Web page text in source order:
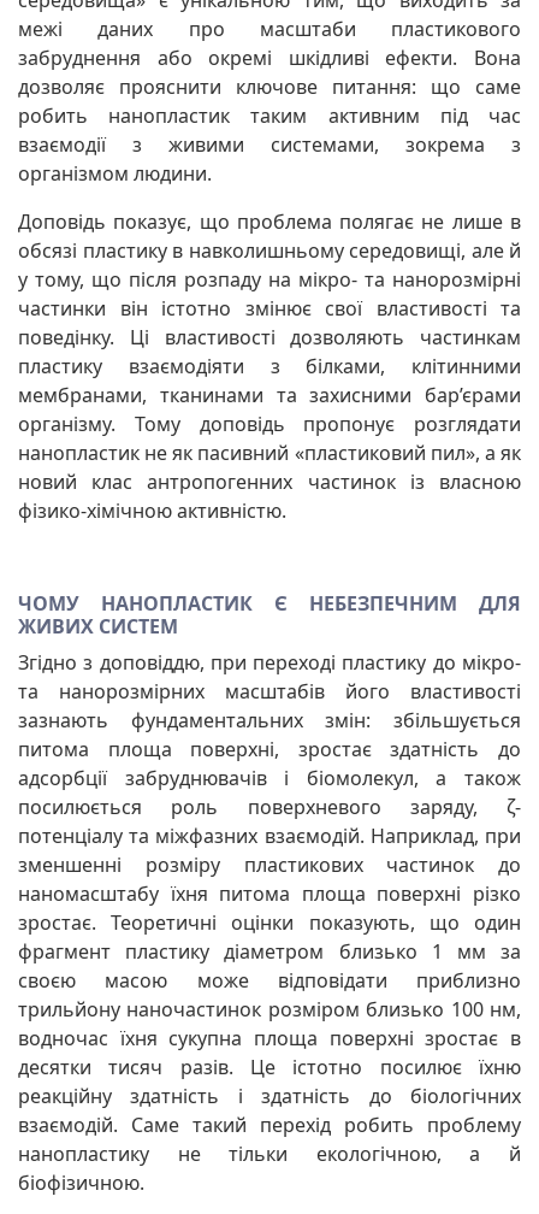
межі даних про масштаби пластикового
забруднення або окремі шкідливі ефекти. Вона
дозволяє прояснити ключове питання: що саме
робить нанопластик таким активним під час
взаємодії з живими системами, зокрема з
організмом людини.
Доповідь показує, що проблема полягає не лише в
обсязі пластику в навколишньому середовищі, але й
у тому, що після розпаду на мікро- та нанорозмірні
частинки він істотно змінює свої властивості та
поведінку. Ці властивості дозволяють частинкам
пластику взаємодіяти з білками, клітинними
мембранами, тканинами та захисними бар’єрами
організму. Тому доповідь пропонує розглядати
нанопластик не як пасивний «пластиковий пил», а як
новий клас антропогенних частинок із власною
фізико-хімічною активністю.
ЧОМУ НАНОПЛАСТИК Є НЕБЕЗПЕЧНИМ ДЛЯ
ЖИВИХ СИСТЕМ
Згідно з доповіддю, при переході пластику до мікро-
та нанорозмірних масштабів його властивості
зазнають фундаментальних змін: збільшується
питома площа поверхні, зростає здатність до
адсорбції забруднювачів і біомолекул, а також
посилюється роль поверхневого заряду, ζ-
потенціалу та міжфазних взаємодій. Наприклад, при
зменшенні розміру пластикових частинок до
наномасштабу їхня питома площа поверхні різко
зростає. Теоретичні оцінки показують, що один
фрагмент пластику діаметром близько 1 мм за
своєю масою може відповідати приблизно
трильйону наночастинок розміром близько 100 нм,
водночас їхня сукупна площа поверхні зростає в
десятки тисяч разів. Це істотно посилює їхню
реакційну здатність і здатність до біологічних
взаємодій. Саме такий перехід робить проблему
нанопластику не тільки екологічною, а й
біофізичною.